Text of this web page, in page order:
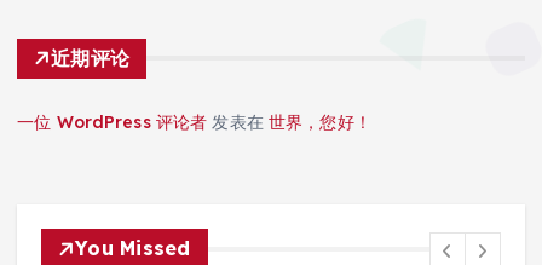
近期评论
一位 WordPress 评论者 发表在世界，您好！
You Missed